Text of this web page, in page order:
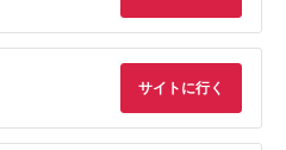
サイトに行く